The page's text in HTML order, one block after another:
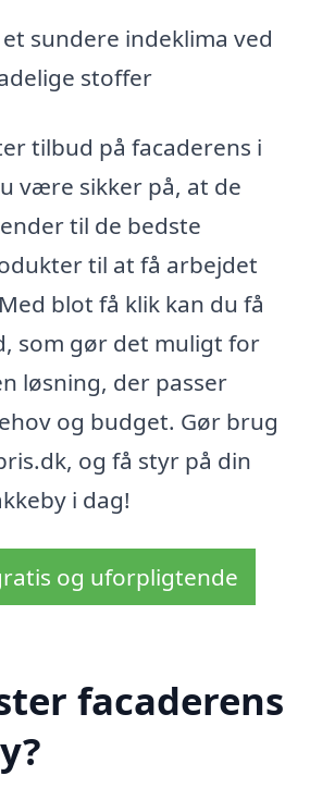
et sundere indeklima ved
stoffer
tilbud på facaderens i
være sikker på, at de
til de bedste
til at få arbejdet
blot få klik kan du få
som gør det muligt for
løsning, der passer
og budget. Gør brug
og få styr på din
i dag!
og uforpligtende
facaderens